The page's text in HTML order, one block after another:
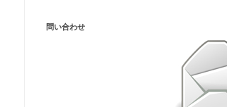
問い合わせ